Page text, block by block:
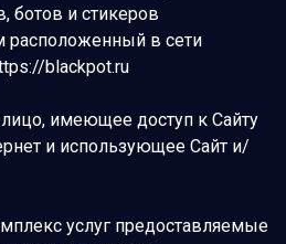
ботов и стикеров
расположенный в сети
blackpot.ru
имеющее доступ к Сайту
и использующее Сайт и/
услуг предоставляемые